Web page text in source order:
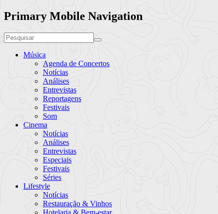
Primary Mobile Navigation
Música
Agenda de Concertos
Notícias
Análises
Entrevistas
Reportagens
Festivais
Som
Cinema
Notícias
Análises
Entrevistas
Especiais
Festivais
Séries
Lifestyle
Notícias
Restauração & Vinhos
Hotelaria & Bem-estar